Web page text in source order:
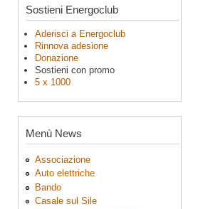
Sostieni Energoclub
Aderisci a Energoclub
Rinnova adesione
Donazione
Sostieni con promo
5 x 1000
Menù News
Associazione
Auto elettriche
Bando
Casale sul Sile